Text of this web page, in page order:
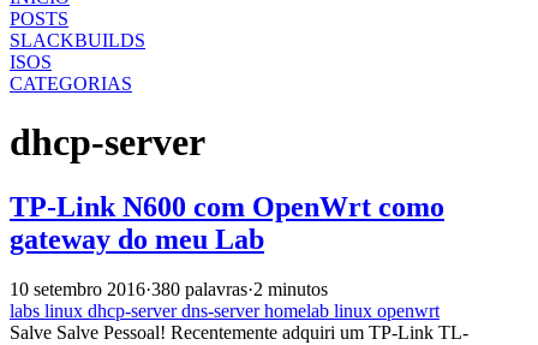
POSTS
SLACKBUILDS
ISOS
CATEGORIAS
dhcp-server
TP-Link N600 com OpenWrt como
gateway do meu Lab
10 setembro 2016·380 palavras·2 minutos
labs linux dhcp-serverdns-serverhomelab linux openwrt
Salve Salve Pessoal! Recentemente adquiri um TP-Link TL-